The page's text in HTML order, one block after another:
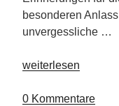
besonderen
unvergessliche …
„One
stand
weiterlesen
0 Kommentare